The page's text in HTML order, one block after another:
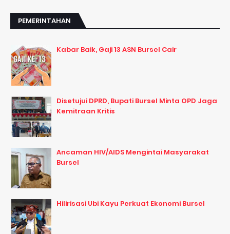
PEMERINTAHAN
Kabar Baik, Gaji 13 ASN Bursel Cair
Disetujui DPRD, Bupati Bursel Minta OPD Jaga
Kemitraan Kritis
Ancaman HIV/AIDS Mengintai Masyarakat
Bursel
Hilirisasi Ubi Kayu Perkuat Ekonomi Bursel